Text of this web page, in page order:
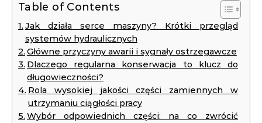
Table of Contents
Jak działa serce maszyny? Krótki przegląd
systemów hydraulicznych
Główne przyczyny awarii i sygnały ostrzegawcze
Dlaczego regularna konserwacja to klucz do
długowieczności?
Rola wysokiej jakości części zamiennych w
utrzymaniu ciągłości pracy
Wybór odpowiednich części: na co zwrócić